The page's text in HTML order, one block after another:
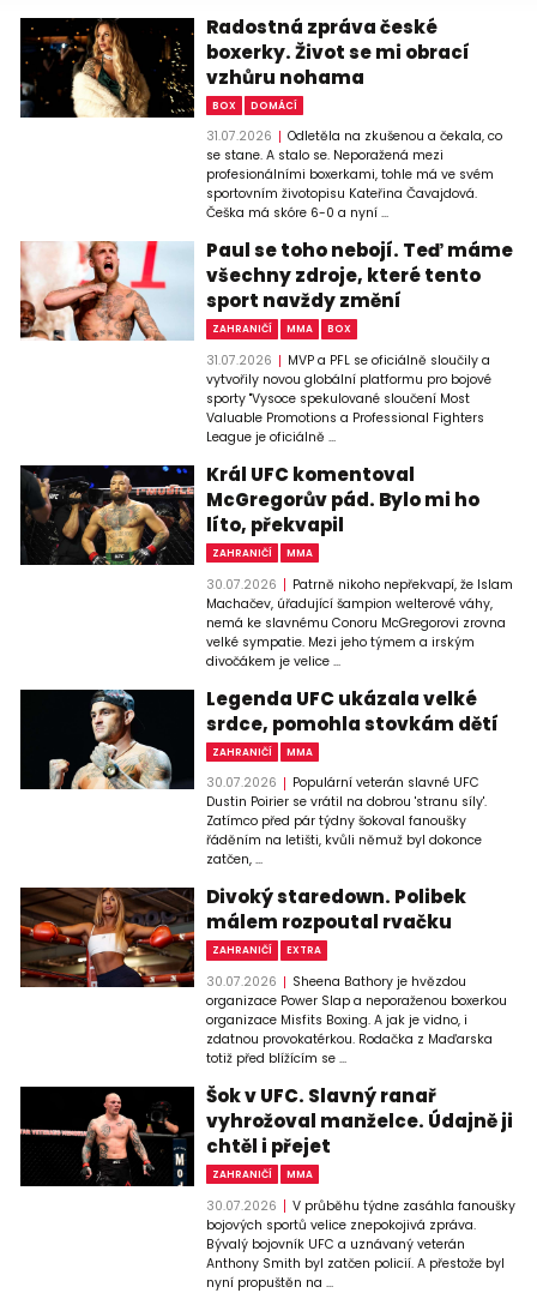
Radostná zpráva české
boxerky. Život se mi obrací
vzhůru nohama
BOX DOMÁCÍ
31.07.2026
Odletěla na zkušenou a čekala, co
se stane. A stalo se. Neporažená mezi
profesionálními boxerkami, tohle má ve svém
sportovním životopisu Kateřina Čavajdová.
Češka má skóre 6-0 a nyní ...
Paul se toho nebojí. Teď máme
všechny zdroje, které tento
sport navždy změní
ZAHRANIČÍ MMA BOX
31.07.2026
MVP a PFL se oficiálně sloučily a
vytvořily novou globální platformu pro bojové
sporty "Vysoce spekulované sloučení Most
Valuable Promotions a Professional Fighters
League je oficiálně ...
Král UFC komentoval
McGregorův pád. Bylo mi ho
líto, překvapil
ZAHRANIČÍ MMA
30.07.2026
Patrně nikoho nepřekvapí, že Islam
Machačev, úřadující šampion welterové váhy,
nemá ke slavnému Conoru McGregorovi zrovna
velké sympatie. Mezi jeho týmem a irským
divočákem je velice ...
Legenda UFC ukázala velké
srdce, pomohla stovkám dětí
ZAHRANIČÍ MMA
30.07.2026
Populární veterán slavné UFC
Dustin Poirier se vrátil na dobrou 'stranu síly'.
Zatímco před pár týdny šokoval fanoušky
řáděním na letišti, kvůli němuž byl dokonce
zatčen, ...
Divoký staredown. Polibek
málem rozpoutal rvačku
ZAHRANIČÍ EXTRA
30.07.2026
Sheena Bathory je hvězdou
organizace Power Slap a neporaženou boxerkou
organizace Misfits Boxing. A jak je vidno, i
zdatnou provokatérkou. Rodačka z Maďarska
totiž před blížícím se ...
Šok v UFC. Slavný ranař
vyhrožoval manželce. Údajně ji
chtěl i přejet
ZAHRANIČÍ MMA
30.07.2026
V průběhu týdne zasáhla fanoušky
bojových sportů velice znepokojivá zpráva.
Bývalý bojovník UFC a uznávaný veterán
Anthony Smith byl zatčen policií. A přestože byl
nyní propuštěn na ...